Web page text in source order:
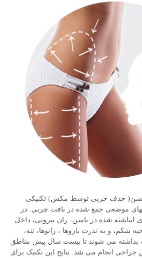
حذف چربی توسط مکش) تکنیکی
موضعی جمع شده در بافت چربی. در
انباشته شده در باسن، ران بیرونی، داخل
شکم، و به ندرت بازوها ، زانوها، تنه،
بداشته می شوند تا بیست سال پیش مناطق
انجام می شد. نتایج این تکنیک برای